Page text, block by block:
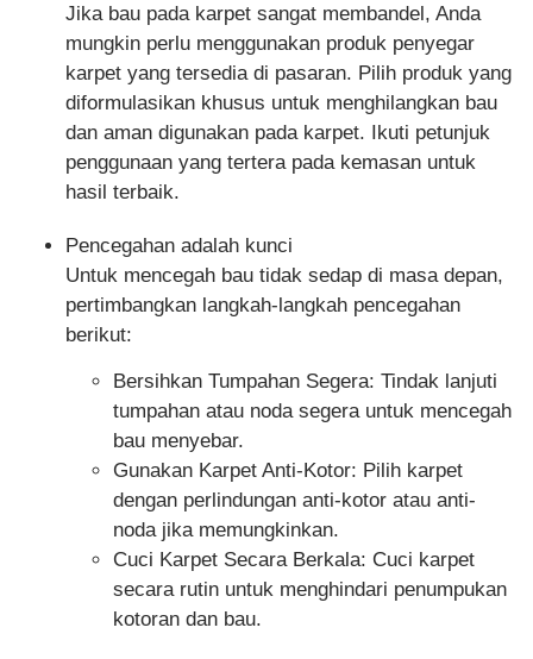
Jika bau pada karpet sangat membandel, Anda
mungkin perlu menggunakan produk penyegar
karpet yang tersedia di pasaran. Pilih produk yang
diformulasikan khusus untuk menghilangkan bau
dan aman digunakan pada karpet. Ikuti petunjuk
penggunaan yang tertera pada kemasan untuk
hasil terbaik.
Pencegahan adalah kunci
Untuk mencegah bau tidak sedap di masa depan,
pertimbangkan langkah-langkah pencegahan
berikut:
Bersihkan Tumpahan Segera: Tindak lanjuti
tumpahan atau noda segera untuk mencegah
bau menyebar.
Gunakan Karpet Anti-Kotor: Pilih karpet
dengan perlindungan anti-kotor atau anti-
noda jika memungkinkan.
Cuci Karpet Secara Berkala: Cuci karpet
secara rutin untuk menghindari penumpukan
kotoran dan bau.